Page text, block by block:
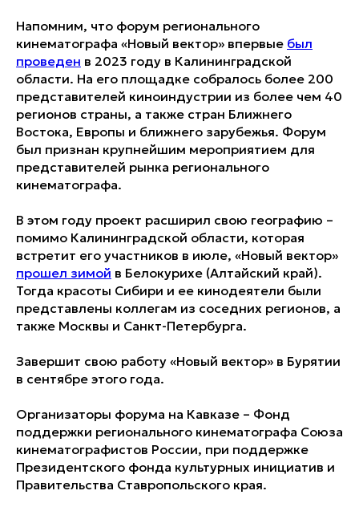
Напомним, что форум регионального
кинематографа «Новый вектор» впервые был
проведен в 2023 году в Калининградской
области. На его площадке собралось более 200
представителей киноиндустрии из более чем 40
регионов страны, а также стран Ближнего
Востока, Европы и ближнего зарубежья. Форум
был признан крупнейшим мероприятием для
представителей рынка регионального
кинематографа.
В этом году проект расширил свою географию –
помимо Калининградской области, которая
встретит его участников в июле, «Новый вектор»
прошел зимой в Белокурихе (Алтайский край).
Тогда красоты Сибири и ее кинодеятели были
представлены коллегам из соседних регионов, а
также Москвы и Санкт-Петербурга.
Завершит свою работу «Новый вектор» в Бурятии
в сентябре этого года.
Организаторы форума на Кавказе – Фонд
поддержки регионального кинематографа Союза
кинематографистов России, при поддержке
Президентского фонда культурных инициатив и
Правительства Ставропольского края.